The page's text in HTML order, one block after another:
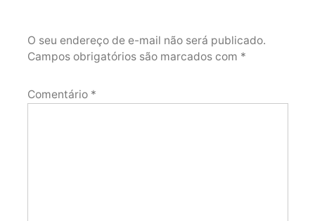
O seu endereço de e-mail não será publicado.
Campos obrigatórios são marcados com *
Comentário *